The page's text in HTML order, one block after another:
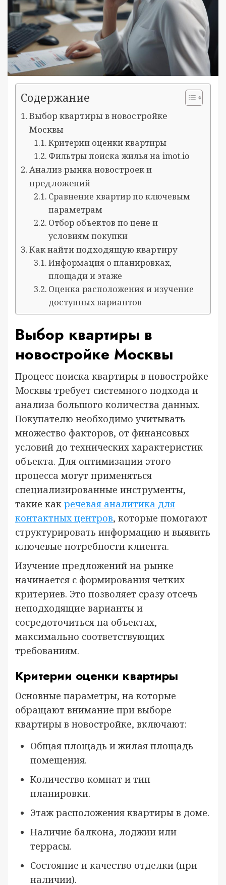
Содержание
Выбор квартиры в новостройке
Москвы
Критерии оценки квартиры
Фильтры поиска жилья на imot.io
Анализ рынка новостроек и
предложений
Сравнение квартир по ключевым
параметрам
Отбор объектов по цене и
условиям покупки
Как найти подходящую квартиру
Информация о планировках,
площади и этаже
Оценка расположения и изучение
доступных вариантов
Выбор квартиры в
новостройке Москвы
Процесс поиска квартиры в новостройке
Москвы требует системного подхода и
анализа большого количества данных.
Покупателю необходимо учитывать
множество факторов, от финансовых
условий до технических характеристик
объекта. Для оптимизации этого
процесса могут применяться
специализированные инструменты,
такие как речевая аналитика для
контактных центров, которые помогают
структурировать информацию и выявить
ключевые потребности клиента.
Изучение предложений на рынке
начинается с формирования четких
критериев. Это позволяет сразу отсечь
неподходящие варианты и
сосредоточиться на объектах,
максимально соответствующих
требованиям.
Критерии оценки квартиры
Основные параметры, на которые
обращают внимание при выборе
квартиры в новостройке, включают:
Общая площадь и жилая площадь
помещения.
Количество комнат и тип
планировки.
Этаж расположения квартиры в доме.
Наличие балкона, лоджии или
террасы.
Состояние и качество отделки (при
наличии).